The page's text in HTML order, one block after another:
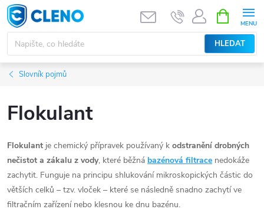
Přejít
na
obsah
HLEDAT
NÁKUPNÍ
KOŠÍK
Slovník pojmů
Flokulant
Flokulant je chemický přípravek používaný k odstranění drobných
nečistot a zákalu z vody, které běžná bazénová filtrace nedokáže
zachytit. Funguje na principu shlukování mikroskopických částic do
větších celků – tzv. vloček – které se následně snadno zachytí ve
filtračním zařízení nebo klesnou ke dnu bazénu.